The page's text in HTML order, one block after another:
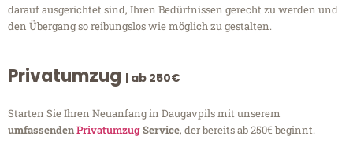
darauf ausgerichtet sind, Ihren Bedürfnissen gerecht zu werden und
den Übergang so reibungslos wie möglich zu gestalten.
Privatumzug | ab 250€
Starten Sie Ihren Neuanfang in Daugavpils mit unserem
umfassendenPrivatumzugService, der bereits ab 250€ beginnt.